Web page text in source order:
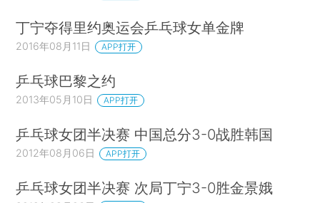
丁宁夺得里约奥运会乒乓球女单金牌
2016年08月11日 APP打开
乒乓球巴黎之约
2013年05月10日 APP打开
乒乓球女团半决赛 中国总分3-0战胜韩国
2012年08月06日 APP打开
乒乓球女团半决赛 次局丁宁3-0胜金景娥